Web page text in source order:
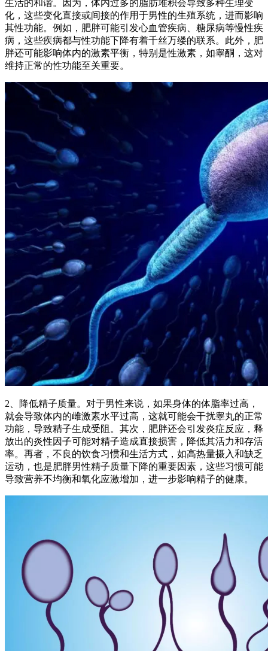
生活的和谐。因为，体内过多的脂肪堆积会导致多种生理变
化，这些变化直接或间接的作用于男性的生殖系统，进而影响
其性功能。例如，肥胖可能引发心血管疾病、糖尿病等慢性疾
病，这些疾病都与性功能下降有着千丝万缕的联系。此外，肥
胖还可能影响体内的激素平衡，特别是性激素，如睾酮，这对
维持正常的性功能至关重要。
2、降低精子质量。对于男性来说，如果身体的体脂率过高，
就会导致体内的雌激素水平过高，这就可能会干扰睾丸的正常
功能，导致精子生成受阻。其次，肥胖还会引发炎症反应，释
放出的炎性因子可能对精子造成直接损害，降低其活力和存活
率。再者，不良的饮食习惯和生活方式，如高热量摄入和缺乏
运动，也是肥胖男性精子质量下降的重要因素，这些习惯可能
导致营养不均衡和氧化应激增加，进一步影响精子的健康。